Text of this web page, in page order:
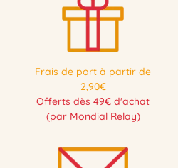
Frais de port à partir de
2,90€
Offerts dès 49€ d'achat
(par Mondial Relay)